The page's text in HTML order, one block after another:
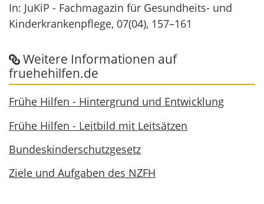
In: JuKiP - Fachmagazin für Gesundheits- und
Kinderkrankenpflege, 07(04), 157–161
Weitere Informationen auf
fruehehilfen.de
Frühe Hilfen - Hintergrund und Entwicklung
Frühe Hilfen - Leitbild mit Leitsätzen
Bundeskinderschutzgesetz
Ziele und Aufgaben des NZFH